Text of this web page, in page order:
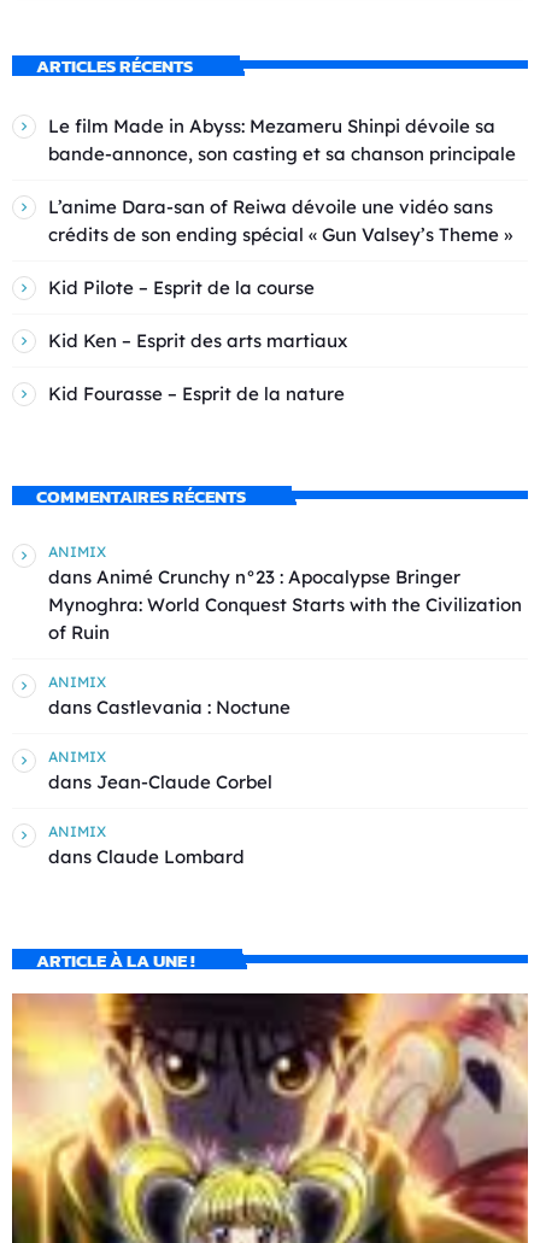
ARTICLES RÉCENTS
Le film Made in Abyss: Mezameru Shinpi dévoile sa
bande-annonce, son casting et sa chanson principale
L’anime Dara-san of Reiwa dévoile une vidéo sans
crédits de son ending spécial « Gun Valsey’s Theme »
Kid Pilote – Esprit de la course
Kid Ken – Esprit des arts martiaux
Kid Fourasse – Esprit de la nature
COMMENTAIRES RÉCENTS
ANIMIX
dans Animé Crunchy n°23 : Apocalypse Bringer
Mynoghra: World Conquest Starts with the Civilization
of Ruin
ANIMIX
dans Castlevania : Noctune
ANIMIX
dans Jean-Claude Corbel
ANIMIX
dans Claude Lombard
ARTICLE À LA UNE !